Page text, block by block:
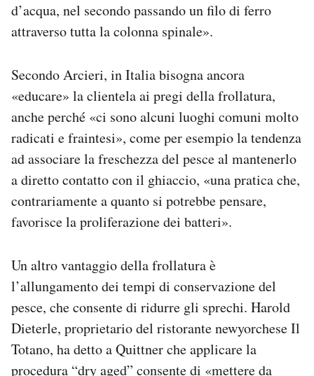
d’acqua, nel secondo passando un filo di ferro
attraverso tutta la colonna spinale».
Secondo Arcieri, in Italia bisogna ancora
«educare» la clientela ai pregi della frollatura,
anche perché «ci sono alcuni luoghi comuni molto
radicati e fraintesi», come per esempio la tendenza
ad associare la freschezza del pesce al mantenerlo
a diretto contatto con il ghiaccio, «una pratica che,
contrariamente a quanto si potrebbe pensare,
favorisce la proliferazione dei batteri».
Un altro vantaggio della frollatura è
l’allungamento dei tempi di conservazione del
pesce, che consente di ridurre gli sprechi. Harold
Dieterle, proprietario del ristorante newyorchese Il
Totano, ha detto aQuittner che applicare la
procedura “dry aged” consente di «mettere da